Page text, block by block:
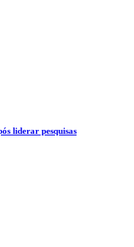
liderar pesquisas